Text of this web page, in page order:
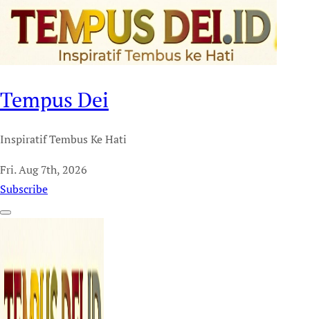
Tempus Dei
Inspiratif Tembus Ke Hati
Fri. Aug 7th, 2026
Subscribe